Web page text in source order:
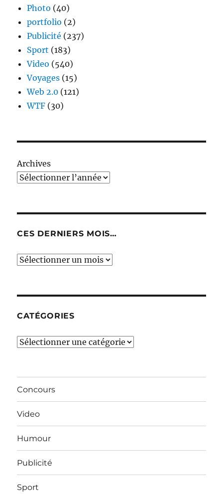
Photo (40)
portfolio (2)
Publicité (237)
Sport (183)
Video (540)
Voyages (15)
Web 2.0 (121)
WTF (30)
Archives
CES DERNIERS MOIS…
Ces
CATÉGORIES
Catégories
Concours
Video
Humour
Publicité
Sport